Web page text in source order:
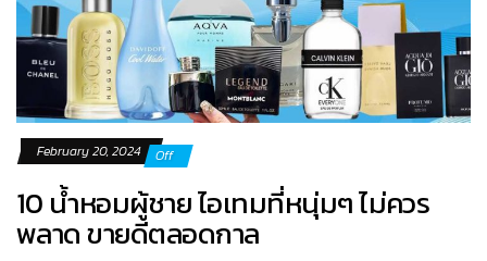
February 20, 2024 Off
10 น้ำหอมผู้ชาย ไอเทมที่หนุ่มๆ ไม่ควร
พลาด ขายดีตลอดกาล